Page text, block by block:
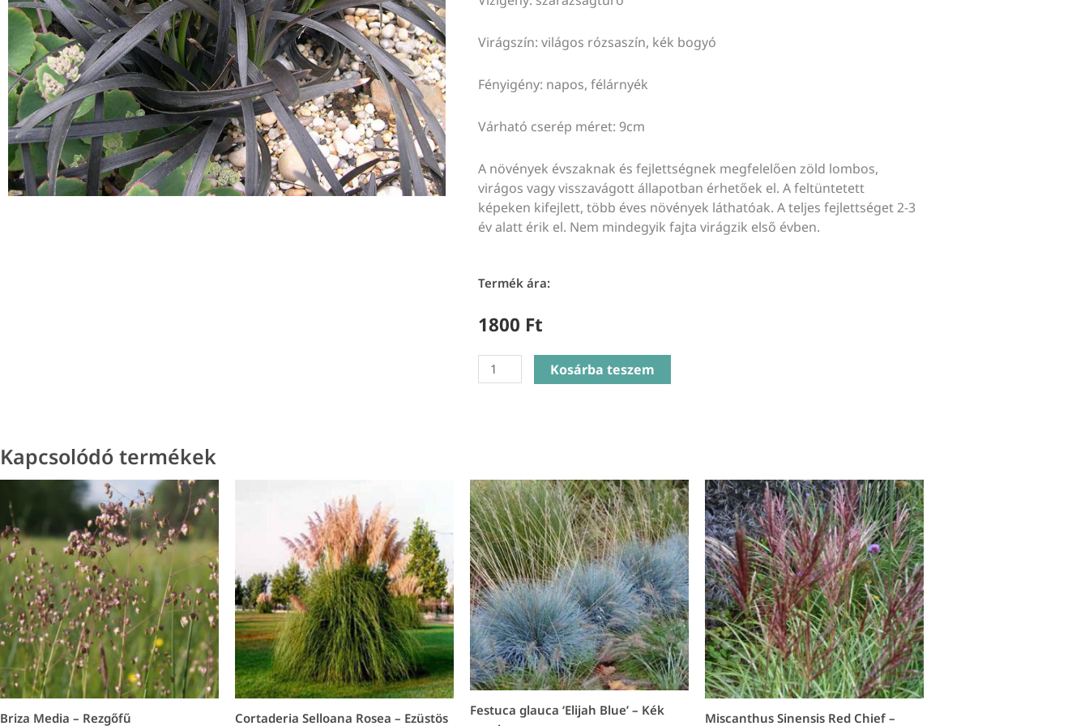
Virágszín: világos rózsaszín, kék bogyó
Fényigény: napos, félárnyék
Várható cserép méret: 9cm
A növények évszaknak és fejlettségnek megfelelően zöld lombos,
virágos vagy visszavágott állapotban érhetőek el. A feltüntetett
képeken kifejlett, több éves növények láthatóak. A teljes fejlettséget 2-3
év alatt érik el. Nem mindegyik fajta virágzik első évben.
Termék ára:
1800 Ft
Ophiopogon
planiscapus
mennyiség
Kosárba teszem
Kapcsolódó termékek
Briza Media – Rezgőfű Cortaderia Selloana Rosea – Ezüstös
Festuca glauca ‘Elijah Blue’ – Kék
Miscanthus Sinensis Red Chief –